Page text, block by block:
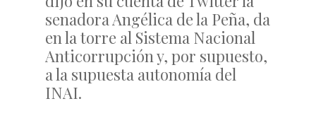
senadora Angélica de la Peña, da
en la torre al Sistema Nacional
Anticorrupción y, por supuesto,
a la supuesta autonomía del
INAI.